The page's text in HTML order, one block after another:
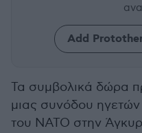
Add
Τα συμβολικά δώρα
μιας συνόδου ηγετών
του ΝΑΤΟ στην